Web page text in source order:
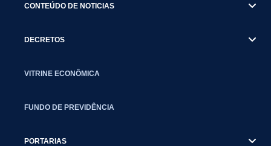
CONTEÚDO DE NOTICIAS
DECRETOS
VITRINE ECONÔMICA
FUNDO DE PREVIDÊNCIA
PORTARIAS